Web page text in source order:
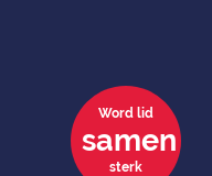
Word lid
samen
sterk